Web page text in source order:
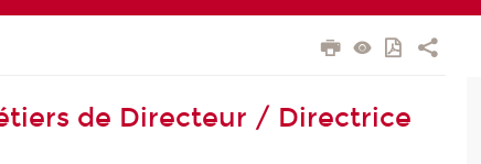
de Directeur / Directrice